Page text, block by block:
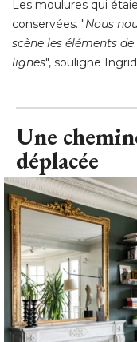
Les moulures qui
conservées. "Nous
scène les éléments
lignes", souligne
Une
déplacée